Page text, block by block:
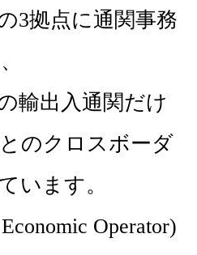
3拠点に通関事務
輸出入通関だけ
のクロスボーダ
います。
Operator)